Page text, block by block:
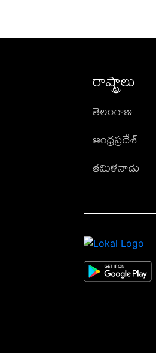
రాష్ట్రాలు
తెలంగాణ
ఆంధ్రప్రదేశ్
తమిళనాడు